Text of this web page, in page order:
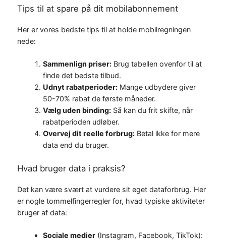
Tips til at spare på dit mobilabonnement
Her er vores bedste tips til at holde mobilregningen
nede:
Sammenlign priser: Brug tabellen ovenfor til at
finde det bedste tilbud.
Udnyt rabatperioder: Mange udbydere giver
50-70% rabat de første måneder.
Vælg uden binding: Så kan du frit skifte, når
rabatperioden udløber.
Overvej dit reelle forbrug: Betal ikke for mere
data end du bruger.
Hvad bruger data i praksis?
Det kan være svært at vurdere sit eget dataforbrug. Her
er nogle tommelfingerregler for, hvad typiske aktiviteter
bruger af data:
Sociale medier (Instagram, Facebook, TikTok):